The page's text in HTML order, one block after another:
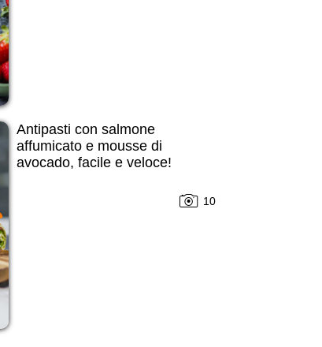
Antipasti con salmone
affumicato e mousse di
avocado, facile e veloce!
10